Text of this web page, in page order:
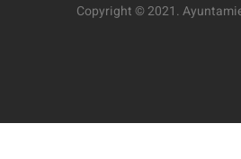
Copyright © 2021.